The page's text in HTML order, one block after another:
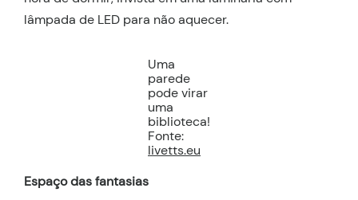
lâmpada de LED para não aquecer.
Uma
parede
pode virar
uma
biblioteca!
Fonte:
livetts.eu
Espaço das fantasias